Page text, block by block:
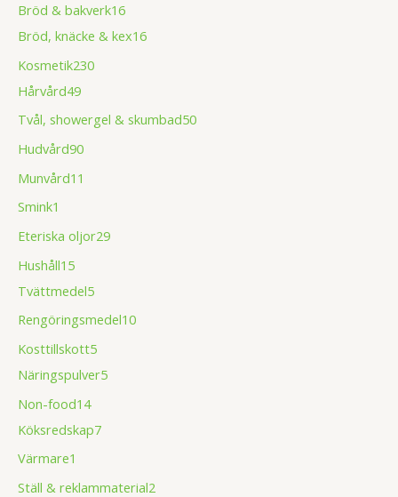
Bröd & bakverk16
Bröd, knäcke & kex16
Kosmetik230
Hårvård49
Tvål, showergel & skumbad50
Hudvård90
Munvård11
Smink1
Eteriska oljor29
Hushåll15
Tvättmedel5
Rengöringsmedel10
Kosttillskott5
Näringspulver5
Non-food14
Köksredskap7
Värmare1
Ställ & reklammaterial2